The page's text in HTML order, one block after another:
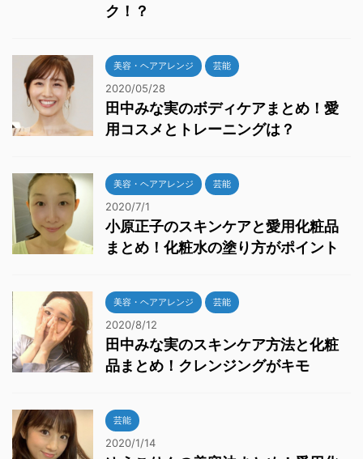
ク！？
美容・ヘアアレンジ 芸能
2020/05/28
田中みな実のボディケアまとめ！愛
用コスメとトレーニングは？
美容・ヘアアレンジ 芸能
2020/7/1
小原正子のスキンケアと愛用化粧品
まとめ！化粧水の塗り方がポイント
美容・ヘアアレンジ 芸能
2020/8/12
田中みな実のスキンケア方法と化粧
品まとめ！クレンジングがキモ
芸能
2020/1/14